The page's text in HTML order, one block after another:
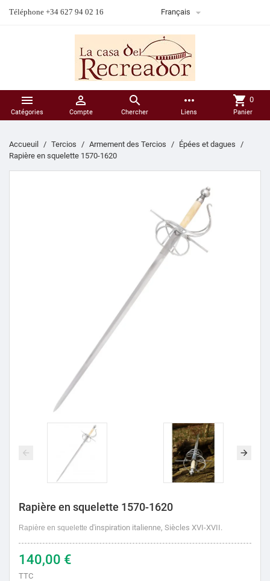
Téléphone +34 627 94 02 16 Français 

Catégories

Compte

Chercher
more_horiz
Liens
shopping_cart 0
Panier
Accueuil Tercios Armement des Tercios
Épées et dagues
Rapière en squelette 1570-1620
Rapière en squelette 1570-1620
Rapière en squelette d'inspiration italienne, Siècles XVI-XVII.
140,00 €
TTC